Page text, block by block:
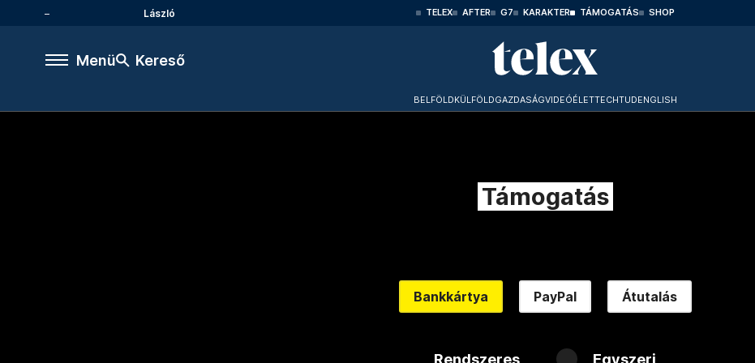
László TELEX AFTER G7 KARAKTER TÁMOGATÁS SHOP
Menü Kereső
BELFÖLDKÜLFÖLDGAZDASÁGVIDEÓÉLETTECHTUDENGLISH
Támogatás
Bankkártya PayPal Átutalás
Rendszeres Egyszeri